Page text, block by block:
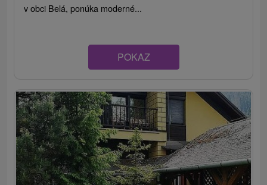
v obci Belá, ponúka moderné...
POKAZ